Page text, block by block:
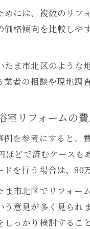
めには、複数のリフ
価格傾向を比較しや
たま市北区のような
業者の相談や現地調
室リフォームの
例を参考にすると、
ほどで済むケース
を行う場合は、80
ま市北区でリフォー
う意見が多く見られ
っかり検討するこ